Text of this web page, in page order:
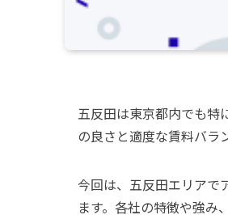
五反田は東京都内でも特
の良さと適度な賃料バラ
今回は、五反田エリアで
ます。各社の特徴や強み